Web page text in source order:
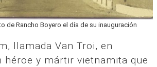
de Rancho Boyero el día de su inauguración
llamada Van Troi, en
héroe y mártir vietnamita que